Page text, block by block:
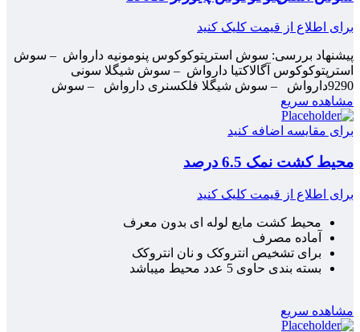
برای اطلاع از قیمت کلیک کنید
پیشنهاد بررسی: سوش استرپتوکوکوس پنومونیه دارواش – سوش
استرپتوکوکوس آگالاکتیا دارواش – سوش شیگلا سونی
9290دارواش – سوش شیگلا فلکسنری دارواش – سوش
مشاهده سریع
برای مقایسه اضافه کنید
محیط کشت نمک 6.5 درصد
برای اطلاع از قیمت کلیک کنید
محیط کشت مایع لوله ای بدون معرف
آماده مصرف
برای تشخیص انتروکک و نان انتروکک
بسته بندی حاوی 5 عدد محیط میباشد
مشاهده سریع